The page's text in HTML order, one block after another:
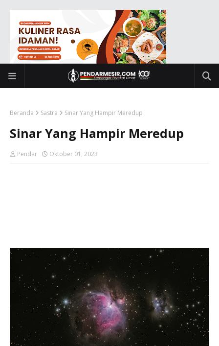
Beranda Sastra Sinar Yang Hampir Meredup
Sinar Yang Hampir Meredup
Pendar Oktober 01, 2023